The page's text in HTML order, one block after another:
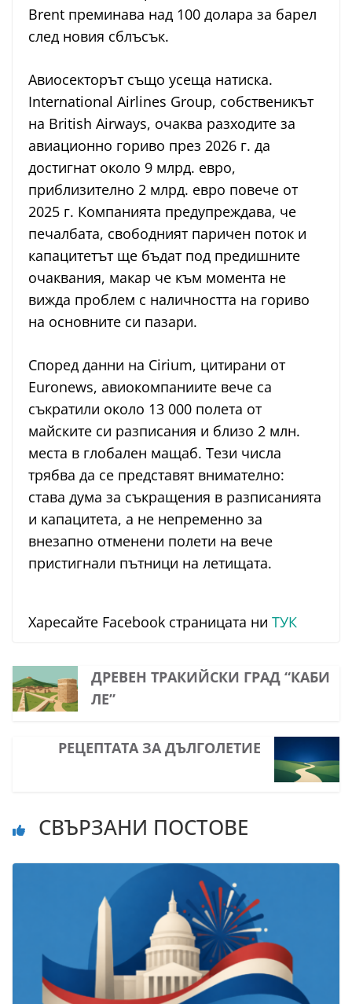
Brent преминава над 100 долара за барел
след новия сблъсък.
Авиосекторът също усеща натиска.
International Airlines Group, собственикът
на British Airways, очаква разходите за
авиационно гориво през 2026 г. да
достигнат около 9 млрд. евро,
приблизително 2 млрд. евро повече от
2025 г. Компанията предупреждава, че
печалбата, свободният паричен поток и
капацитетът ще бъдат под предишните
очаквания, макар че към момента не
вижда проблем с наличността на гориво
на основните си пазари.
Според данни на Cirium, цитирани от
Euronews, авиокомпаниите вече са
съкратили около 13 000 полета от
майските си разписания и близо 2 млн.
места в глобален мащаб. Тези числа
трябва да се представят внимателно:
става дума за съкращения в разписанията
и капацитета, а не непременно за
внезапно отменени полети на вече
пристигнали пътници на летищата.
Харесайте Facebook страницата ни ТУК
ДРЕВЕН ТРАКИЙСКИ ГРАД “КАБИ
ЛЕ”
РЕЦЕПТАТА ЗА ДЪЛГОЛЕТИЕ
СВЪРЗАНИ ПОСТОВЕ